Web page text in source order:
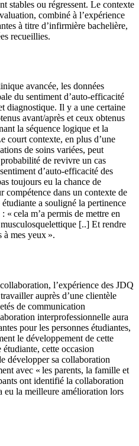
stables ou régressent. Le contexte
combiné à l’expérience
à titre d’infirmière bachelière,
recueillies.
avancée, les données
du sentiment d’auto-efficacité
diagnostique. Il y a une certaine
avant/après et ceux obtenus
la séquence logique et la
court contexte, en plus d’une
de soins variées, peut
de revivre un cas
d’auto-efficacité des
toujours eu la chance de
compétence dans un contexte de
a souligné la pertinence
« cela m’a permis de mettre en
[..] Et rendre
à mes yeux ».
l’expérience des JDQ
auprès d’une clientèle
de communication
interprofessionnelle aura
pour les personnes étudiantes,
le développement de cette
cette occasion
développer sa collaboration
avec « les parents, la famille et
ont identifié la collaboration
eu la meilleure amélioration lors